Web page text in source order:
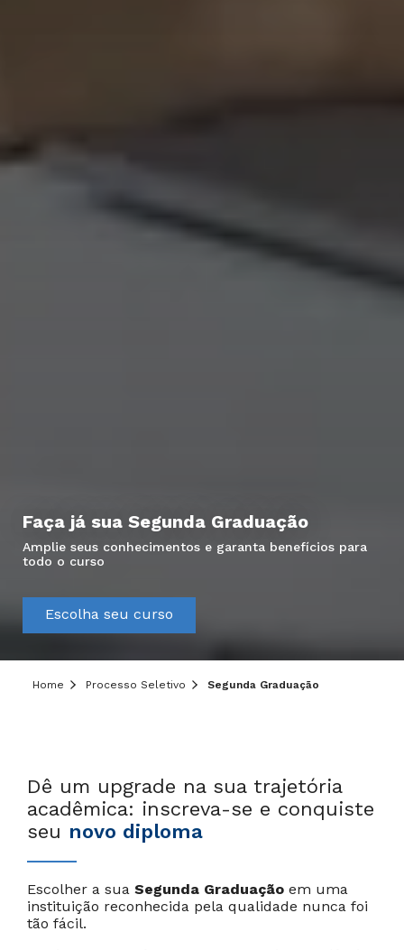
Faça já sua Segunda Graduação
Amplie seus conhecimentos e garanta benefícios para
todo o curso
Escolha seu curso
Home Processo Seletivo Segunda Graduação
Dê um upgrade na sua trajetória
acadêmica: inscreva-se e conquiste
seu novo diploma
Escolher a sua Segunda Graduação em uma
instituição reconhecida pela qualidade nunca foi
tão fácil.